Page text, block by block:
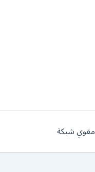
مقوي شبكة